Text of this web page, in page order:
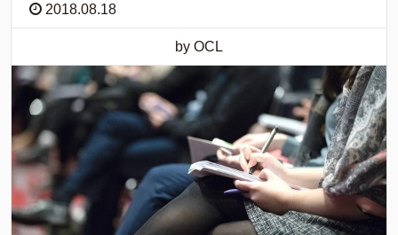
2018.08.18
by OCL